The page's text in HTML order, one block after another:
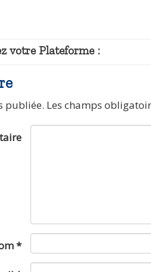
votre Plateforme :
publiée. Les champs
*